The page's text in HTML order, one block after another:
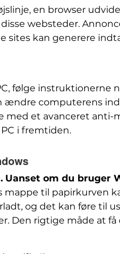
en browser
websteder.
sites kan generere
følge instruktionerne
ændre computerens
med et avanceret anti-
i fremtiden.
Uanset om du bruger
til papirkurven
og det kan føre til
Den rigtige måde at få